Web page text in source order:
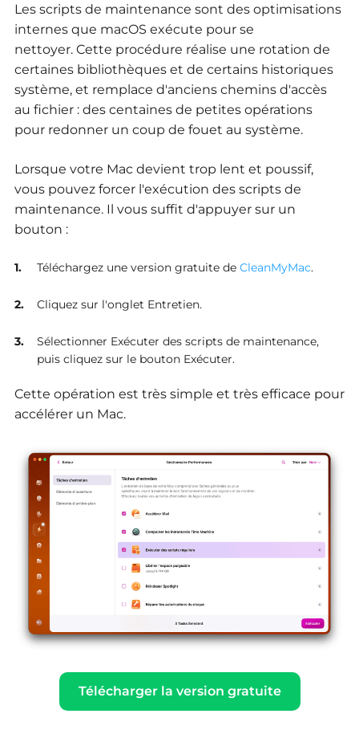
Les scripts de maintenance sont des optimisations
internes que macOS exécute pour se
nettoyer. Cette procédure réalise une rotation de
certaines bibliothèques et de certains historiques
système, et remplace d'anciens chemins d'accès
au fichier : des centaines de petites opérations
pour redonner un coup de fouet au système.
Lorsque votre Mac devient trop lent et poussif,
vous pouvez forcer l'exécution des scripts de
maintenance. Il vous suffit d'appuyer sur un
bouton :
Téléchargez une version gratuite de CleanMyMac.
Cliquez sur l'onglet Entretien.
Sélectionner Exécuter des scripts de maintenance,
puis cliquez sur le bouton Exécuter.
Cette opération est très simple et très efficace pour
accélérer un Mac.
Télécharger la version gratuite